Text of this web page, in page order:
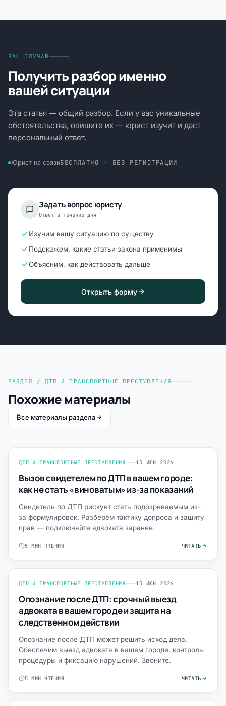
ВАШ СЛУЧАЙ
Получить разбор именно
вашей ситуации
Эта статья — общий разбор. Если у вас уникальные
обстоятельства, опишите их — юрист изучит и даст
персональный ответ.
Юрист на связиБЕСПЛАТНО · БЕЗ РЕГИСТРАЦИИ
Задать вопрос юристу
Ответ в течение дня
Изучим вашу ситуацию по существу
Подскажем, какие статьи закона применимы
Объясним, как действовать дальше
Открыть форму
РАЗДЕЛ / ДТП И ТРАНСПОРТНЫЕ ПРЕСТУПЛЕНИЯ
Похожие материалы
Все материалы раздела
ДТП И ТРАНСПОРТНЫЕ ПРЕСТУПЛЕНИЯ 13 ИЮН 2026
Вызов свидетелем по ДТП в вашем городе:
как не стать «виноватым» из-за показаний
Свидетель по ДТП рискует стать подозреваемым из-
за формулировок. Разберём тактику допроса и защиту
прав — подключайте адвоката заранее.
5 МИН ЧТЕНИЯ ЧИТАТЬ
ДТП И ТРАНСПОРТНЫЕ ПРЕСТУПЛЕНИЯ 13 ИЮН 2026
Опознание после ДТП: срочный выезд
адвоката в вашем городе и защита на
следственном действии
Опознание после ДТП может решить исход дела.
Обеспечим выезд адвоката в вашем городе, контроль
процедуры и фиксацию нарушений. Звоните.
5 МИН ЧТЕНИЯ ЧИТАТЬ